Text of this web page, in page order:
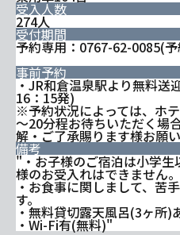
受入人数
274人
受付期間
予約専用：0767-62-0085(
事前予約
・JR和倉温泉駅より無料送
16：15発)
※予約状況によっては、ホ
～20分程お待ちいただく場
解・ご了承賜ります様お願
備考
"・お子様のご宿泊は小学
様のお受入れはできません。
・お食事に関しまして、苦
す。
・無料貸切露天風呂(3ヶ所)
・Wi-Fi有(無料)"